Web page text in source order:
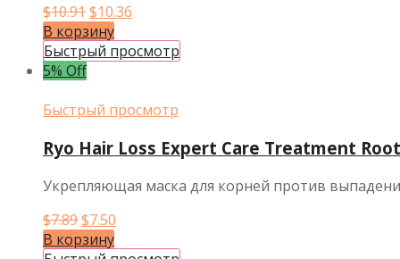
$10.91Первоначальная
цена
составляла
$10.36
$10.36.
В корзину
Быстрый просмотр
5% Off
Быстрый просмотр
Ryo Hair Loss Expert Care Treatment
Укрепляющая маска для корней против
$7.89Первоначальная
цена
$7.50
В корзину